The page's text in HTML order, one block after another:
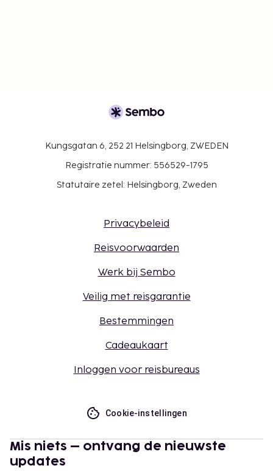
Kungsgatan 6, 252 21 Helsingborg, ZWEDEN
Registratie nummer: 556529-1795
Statutaire zetel: Helsingborg, Zweden
Privacybeleid
Reisvoorwaarden
Werk bij Sembo
Veilig met reisgarantie
Bestemmingen
Cadeaukaart
Inloggen voor reisbureaus
Cookie-instellingen
Mis niets – ontvang de nieuwste
updates